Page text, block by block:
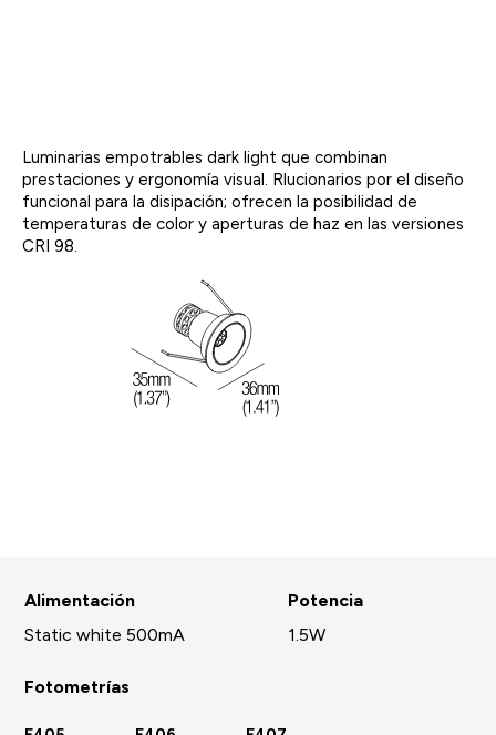
Alimentación
Static white 500mA
Potencia
1.5W
Fotometrías
Luminarias empotrables dark light que combinan
prestaciones y ergonomía visual. Rlucionarios por el diseño
funcional para la disipación; ofrecen la posibilidad de
temperaturas de color y aperturas de haz en las versiones
CRI 98.